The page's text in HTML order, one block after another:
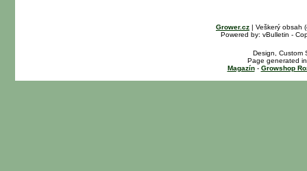
Grower.cz | Veškerý obsah
Powered by: vBulletin -
Design, Custom
Page generated
Magazín- Growshop